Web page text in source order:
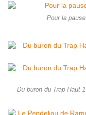
Pour la
Du buron du Trap Haut